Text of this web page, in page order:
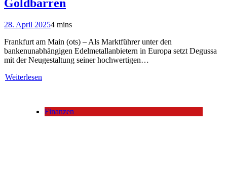
Goldbarren
28. April 20254 mins
Frankfurt am Main (ots) – Als Marktführer unter den
bankenunabhängigen Edelmetallanbietern in Europa setzt Degussa
mit der Neugestaltung seiner hochwertigen…
Weiterlesen
Finanzen